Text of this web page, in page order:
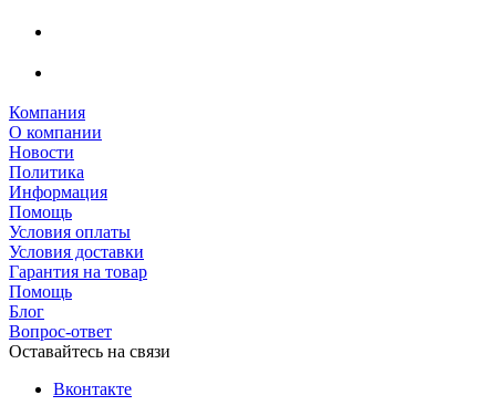
Компания
О компании
Новости
Политика
Информация
Помощь
Условия оплаты
Условия доставки
Гарантия на товар
Помощь
Блог
Вопрос-ответ
Оставайтесь на связи
Вконтакте